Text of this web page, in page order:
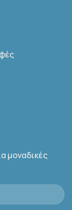
μοναδικές